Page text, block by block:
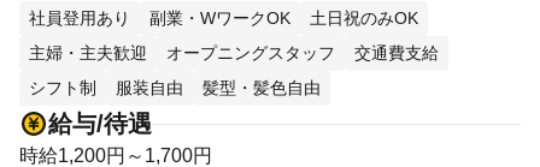
社員登用あり 副業・WワークOK
土日祝のみOK
主婦・主夫歓迎
オープニングスタッフ
交通費支給
シフト制
服装自由 髪型・髪色自由
給与/待遇
時給1,200円～1,700円